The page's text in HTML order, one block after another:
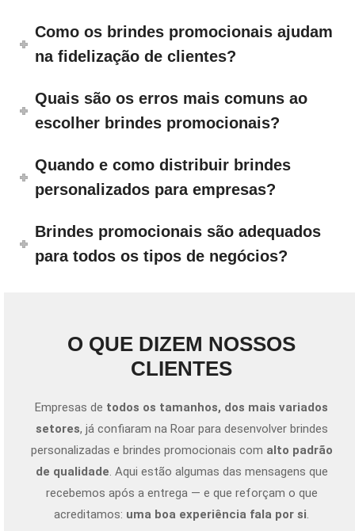
Como os brindes promocionais ajudam
na fidelização de clientes?
Quais são os erros mais comuns ao
escolher brindes promocionais?
Quando e como distribuir brindes
personalizados para empresas?
Brindes promocionais são adequados
para todos os tipos de negócios?
O QUE DIZEM NOSSOS
CLIENTES
Empresas de todos os tamanhos, dos mais variados
setores, já confiaram na Roar para desenvolver brindes
personalizadas e brindes promocionais com alto padrão
de qualidade . Aqui estão algumas das mensagens que
recebemos após a entrega — e que reforçam o que
acreditamos: uma boa experiência fala por si